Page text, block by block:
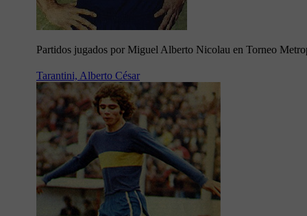
Partidos jugados por Miguel Alberto Nicolau en Torneo
Tarantini, Alberto César